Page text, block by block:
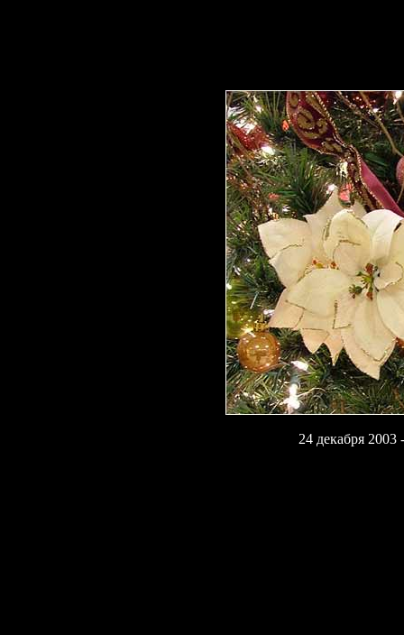
24 декабря 2003